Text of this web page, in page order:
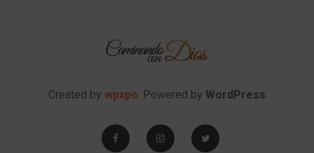
Created by wpxpo. Powered by WordPress